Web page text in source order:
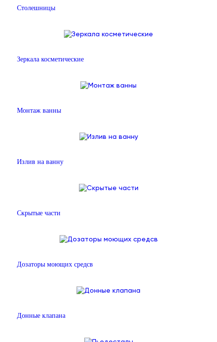
Столешницы
Зеркала косметические
Монтаж ванны
Излив на ванну
Скрытые части
Дозаторы моющих средсв
Донные клапана